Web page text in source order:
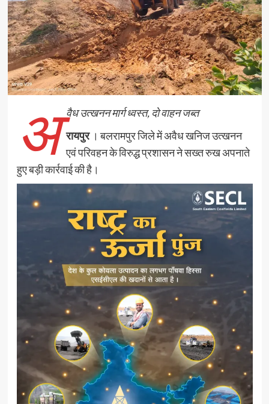
अ वैध उत्खनन मार्ग ध्वस्त, दो वाहन जब्त
रायपुर। बलरामपुर जिले में अवैध खनिज उत्खनन
एवं परिवहन के विरुद्ध प्रशासन ने सख्त रुख अपनाते
हुए बड़ी कार्रवाई की है।